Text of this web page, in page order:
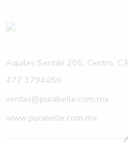
Aquiles Serdán 205, Centro,
477 3794056
ventas@purabelle.com.mx
www.purabelle.com.mx